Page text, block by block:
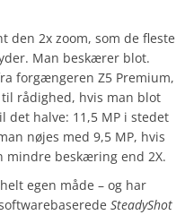
den 2x zoom, som de fleste
Man beskærer blot.
forgængeren Z5 Premium,
rådighed, hvis man blot
det halve: 11,5 MP i stedet
nøjes med 9,5 MP, hvis
mindre beskæring end 2X.
egen måde – og har
SteadyShot